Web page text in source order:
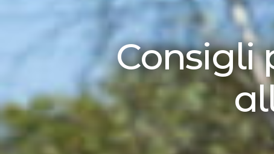
Consigli